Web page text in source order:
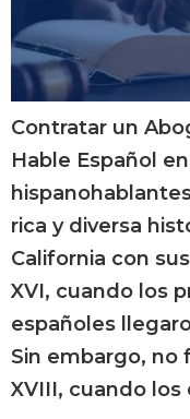
Contratar un
Hable Español
rica y diversa
California con
XVI, cuando los
españoles
Sin embargo, no
XVIII, cuando los